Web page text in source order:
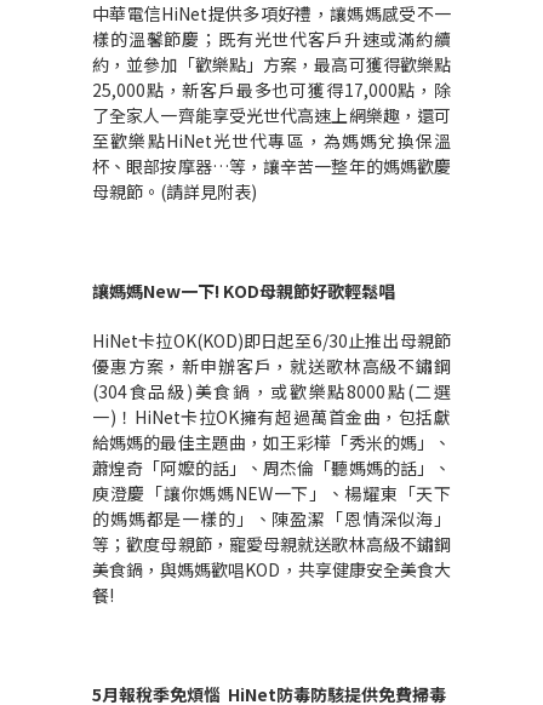
中華電信HiNet提供多項好禮，讓媽媽感受不一
樣的溫馨節慶；既有光世代客戶升速或滿約續
約，並參加「歡樂點」方案，最高可獲得歡樂點
25,000點，新客戶最多也可獲得17,000點，除
了全家人一齊能享受光世代高速上網樂趣，還可
至歡樂點HiNet光世代專區，為媽媽兌換保溫
杯、眼部按摩器…等，讓辛苦一整年的媽媽歡慶
母親節。(請詳見附表)
讓媽媽New一下! KOD母親節好歌輕鬆唱
HiNet卡拉OK(KOD)即日起至6/30止推出母親節
優惠方案，新申辦客戶，就送歌林高級不鏽鋼
(304食品級)美食鍋，或歡樂點8000點(二選
一)！HiNet卡拉OK擁有超過萬首金曲，包括獻
給媽媽的最佳主題曲，如王彩樺「秀米的媽」、
蕭煌奇「阿嬤的話」、周杰倫「聽媽媽的話」、
庾澄慶「讓你媽媽NEW一下」、楊耀東「天下
的媽媽都是一樣的」、陳盈潔「恩情深似海」
等；歡度母親節，寵愛母親就送歌林高級不鏽鋼
美食鍋，與媽媽歡唱KOD，共享健康安全美食大
餐!
5月報稅季免煩惱 HiNet防毒防駭提供免費掃毒